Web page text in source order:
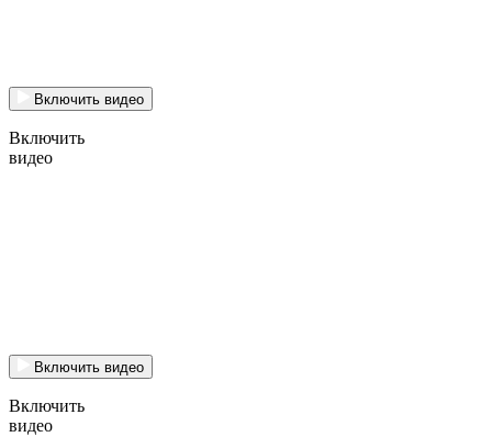
Включить видео
Включить
видео
Включить видео
Включить
видео